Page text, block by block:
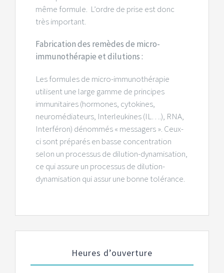
même formule. L’ordre de prise est donc
très important.
Fabrication des remèdes de micro-
immunothérapie et dilutions :
Les formules de micro-immunothérapie
utilisent une large gamme de principes
immunitaires (hormones, cytokines,
neuromédiateurs, Interleukines (IL….), RNA,
Interféron) dénommés « messagers ». Ceux-
ci sont préparés en basse concentration
selon un processus de dilution-dynamisation,
ce qui assure un processus de dilution-
dynamisation qui assur une bonne tolérance.
Heures d’ouverture